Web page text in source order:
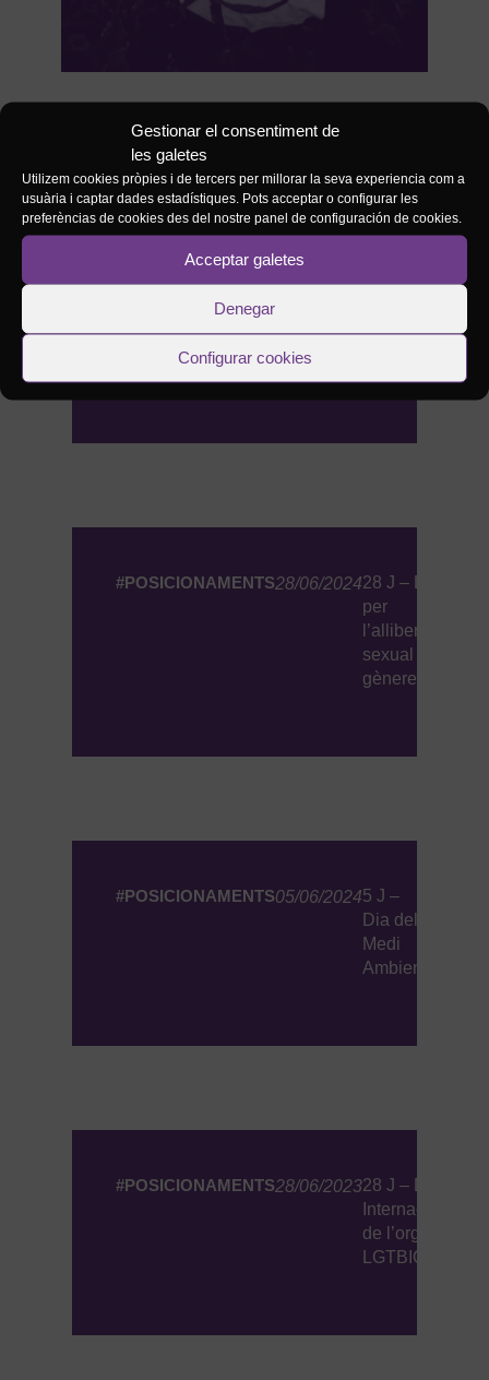
Gestionar el consentiment de
les galetes
Utilizem cookies pròpies i de tercers per millorar la seva experiencia com a
usuària i captar dades estadístiques. Pots acceptar o configurar les
preferèncias de cookies des del nostre panel de configuración de cookies.
Acceptar galetes
Denegar
Configurar cookies
Relacionades
#POSICIONAMENTS
Ens unim a
#POSICIONAMENTS28/06/202428 J – Diada
per
l’alliberament
sexual i de
gènere
#POSICIONAMENTS05/06/20245 J –
Dia del
Medi
Ambient
#POSICIONAMENTS28/06/202328 J – Dia
Internacional
de l’orgull
LGTBIQ+